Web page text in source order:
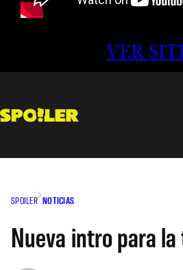
VER
SPOILER NOTICIAS
Nueva intro para